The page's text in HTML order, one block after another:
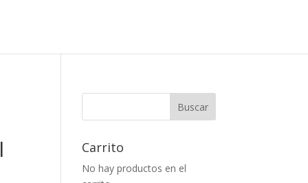
Buscar
Carrito
No hay productos en el